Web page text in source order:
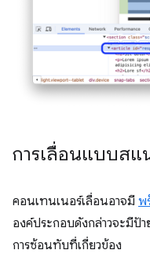
การเลื่อนแบบสแ
คอนเทนเนอร์เลื่อนอาจมี พ
องค์ประกอบดังกล่าวจะมีป้า
การซ้อนทับที่เกี่ยวข้อง